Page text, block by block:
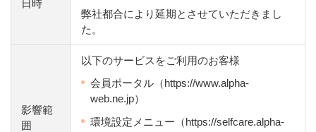
日時
弊社都合により延期とさせていただきまし
た。
影響範
囲
以下のサービスをご利用のお客様
会員ポータル（https://www.alpha-
web.ne.jp）
環境設定メニュー（https://selfcare.alpha-